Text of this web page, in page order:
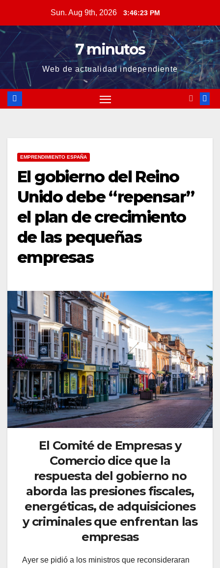
content
Sun. Aug 9th, 2026 3:46:24 PM
7 minutos
Web de actualidad independiente
EMPRENDIMIENTO ESPAÑA
El gobierno del Reino
Unido debe “repensar”
el plan de crecimiento
de las pequeñas
empresas
El Comité de Empresas y
Comercio dice que la
respuesta del gobierno no
aborda las presiones fiscales,
energéticas, de adquisiciones
y criminales que enfrentan las
empresas
Ayer se pidió a los ministros que reconsideraran